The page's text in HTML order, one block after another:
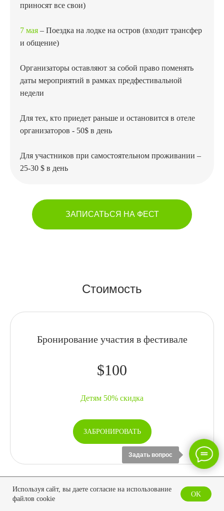
приносят все свои)
7 мая – Поездка на лодке на остров (входит трансфер
и общение)
Организаторы оставляют за собой право поменять
даты мероприятий в рамках предфестивальной
недели
Для тех, кто приедет раньше и остановится в отеле
организаторов - 50$ в день
Для участников при самостоятельном проживании –
25-30 $ в день
ЗАПИСАТЬСЯ НА ФЕСТ
Стоимость
Бронирование участия в фестивале
$100
Детям 50% скидка
ЗАБРОНИРОВАТЬ
Задать вопрос
Используя сайт, вы даете согласие на использование
файлов cookie
OK